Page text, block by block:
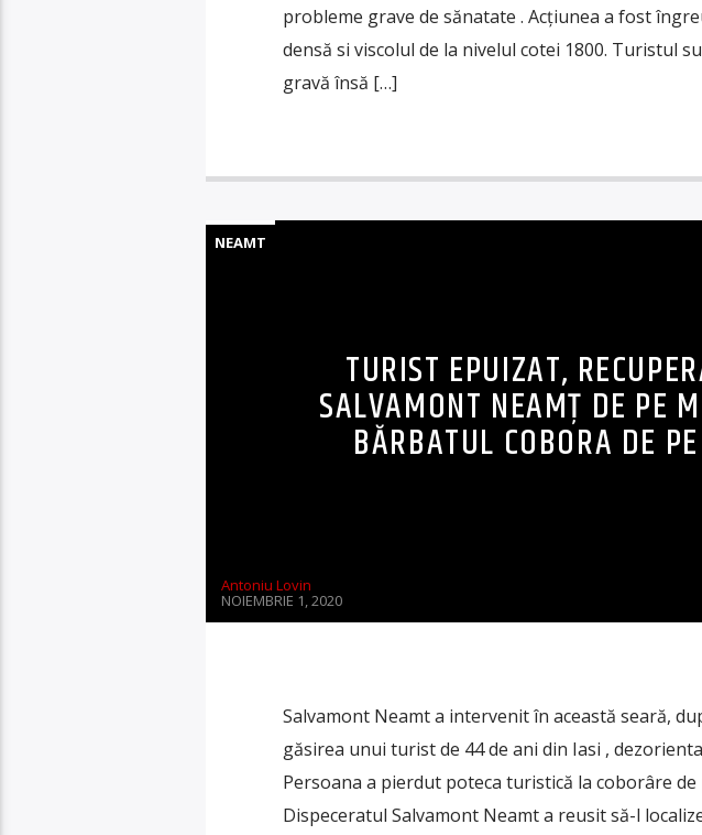
probleme grave de sănatate . Acțiunea a fost
densă si viscolul de la nivelul cotei 1800. Turistul
gravă însă […]
NEAMT
TURIST EPUIZAT,
SALVAMONT NEAMȚ DE PE
BĂRBATUL COBORA DE
Antoniu Lovin
NOIEMBRIE 1, 2020
Salvamont Neamt a intervenit în această seară,
găsirea unui turist de 44 de ani din Iasi ,
Persoana a pierdut poteca turistică la coborâre
Dispeceratul Salvamont Neamt a reusit să-l